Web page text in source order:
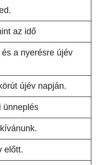
az idő
a nyerésre újév
újév napján.
ünneplés
előtt.